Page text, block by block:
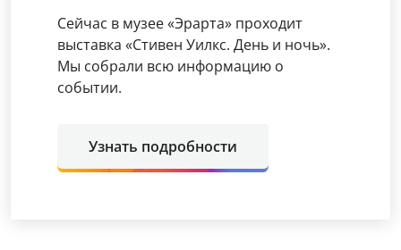
Сейчас в музее «Эрарта» проходит
выставка «Стивен Уилкс. День и ночь».
Мы собрали всю информацию о
событии.
Узнать подробности